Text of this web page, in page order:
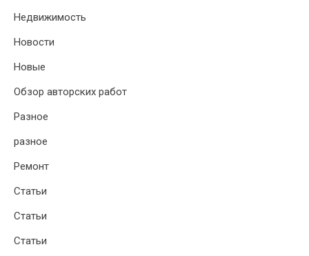
Недвижимость
Новости
Новые
Обзор авторских работ
Разное
разное
Ремонт
Статьи
Статьи
Статьи